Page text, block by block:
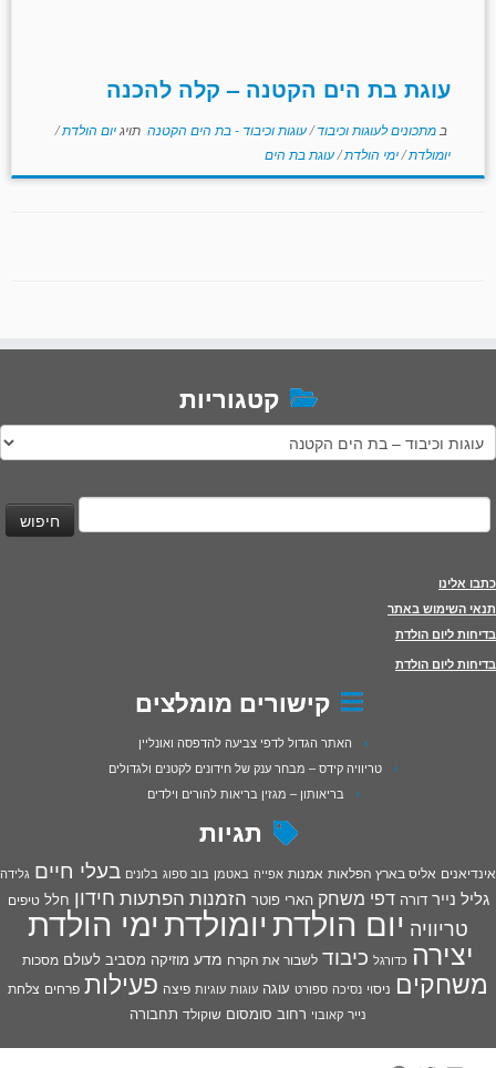
עוגת בת הים הקטנה – קלה להכנה
ב מתכונים לעוגות וכיבוד/עוגות וכיבוד - בת הים הקטנה תויגיום הולדת/
יומולדת/ימי הולדת/עוגת בת הים
קטגוריות
קטגוריות
חיפוש:
כתבו אלינו
תנאי השימוש באתר
בדיחות ליום הולדת
בדיחות ליום הולדת
קישורים מומלצים
האתר הגדול לדפי צביעה להדפסה ואונליין
טריוויה קידס – מבחר ענק של חידונים לקטנים ולגדולים
בריאותון – מגזין בריאות להורים וילדים
תגיות
אינדיאנים אליס בארץ הפלאות אמנות אפייה באטמן בוב ספוג בלונים בעלי חיים גלידה
גליל נייר דורה דפי משחק הארי פוטר הזמנות הפתעות חידון חלל טיפים
טריוויה יום הולדתיומולדתימי הולדת
יצירה כדורגל כיבוד לשבור את הקרח מדע מוזיקה מסביב לעולם מסכות
משחקים ניסוי נסיכה ספורט עוגה עוגות עוגיות פיצה פעילות פרחים צלחת
נייר קאובוי רחוב סומסום שוקולד תחבורה